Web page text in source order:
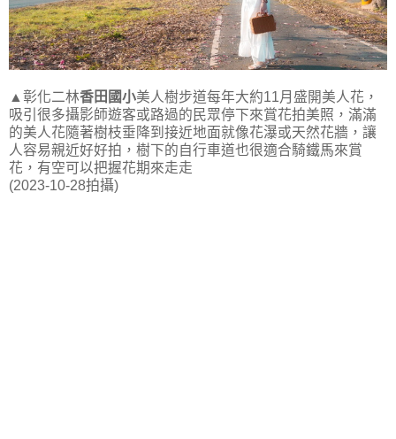
▲彰化二林香田國小美人樹步道每年大約11月盛開美人花，
吸引很多攝影師遊客或路過的民眾停下來賞花拍美照，滿滿
的美人花隨著樹枝垂降到接近地面就像花瀑或天然花牆，讓
人容易親近好好拍，樹下的自行車道也很適合騎鐵馬來賞
花，有空可以把握花期來走走
(2023-10-28拍攝)